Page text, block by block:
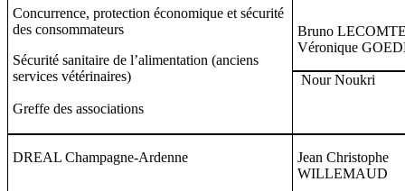
Concurrence, protection économique et sécurité
des consommateurs
Sécurité sanitaire de l’alimentation (anciens
services vétérinaires)
Greffe des associations
Bruno
Véronique
Nour Noukri
DREAL Champagne-Ardenne
Jean Christophe
WILLEMAUD